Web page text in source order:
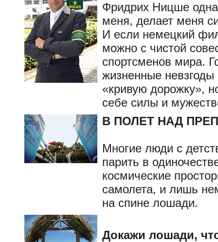
Фридрих Ницше
меня, делает меня
И если немецкий
можно с чистой
спортсменов мира.
жизненные невзгоды
«кривую дорожку»,
себе силы и
В ПОЛЕТ НАД
Многие люди с
парить в
космические
самолета, и лишь
на спине лошади.
Докажи лошади,